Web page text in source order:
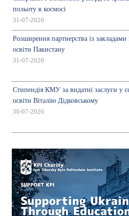
польоту в космосі
31-07-2026
Розширення партнерства із
освіти Пакистану
31-07-2026
Стипендія КМУ за видатні заслуги у
освіти Віталію Дідковському
30-07-2026